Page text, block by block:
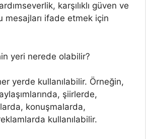
karşılıklı güven ve
mesajları ifade etmek için
yeri nerede olabilir?
yerde kullanılabilir. Örneğin,
şiirlerde,
konuşmalarda,
kullanılabilir.